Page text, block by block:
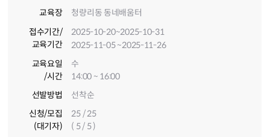
교육장
청량리동 동네배움터
접수기간/
교육기간
2025-10-20~2025-10-31
2025-11-05~2025-11-26
교육요일
/시간
수
14:00 ~ 16:00
선발방법
선착순
신청/모집
(대기자)
25 / 25
( 5 / 5 )